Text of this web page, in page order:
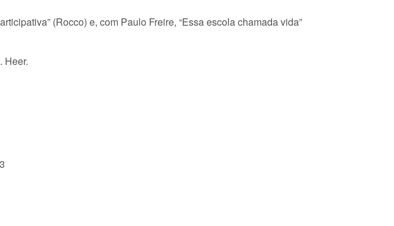
(Rocco) e, com Paulo Freire, “Essa escola chamada vida”
Heer.